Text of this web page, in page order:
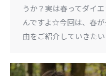
うか？実は春ってダイ
んですよ☆今回は、春
由をご紹介していきた